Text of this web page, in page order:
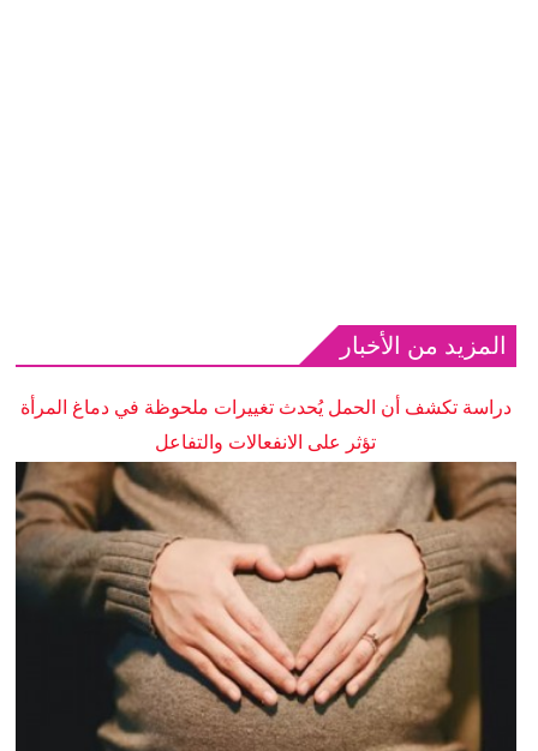
المزيد من الأخبار
دراسة تكشف أن الحمل يُحدث تغييرات ملحوظة في دماغ المرأة
تؤثر على الانفعالات والتفاعل